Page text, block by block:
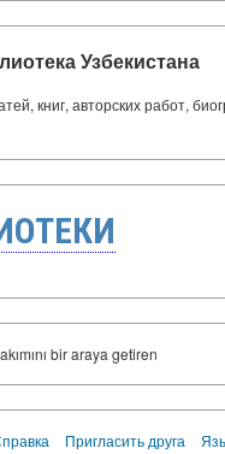
Узбекистана
книг, авторских работ,
bir araya getiren
Пригласить друга